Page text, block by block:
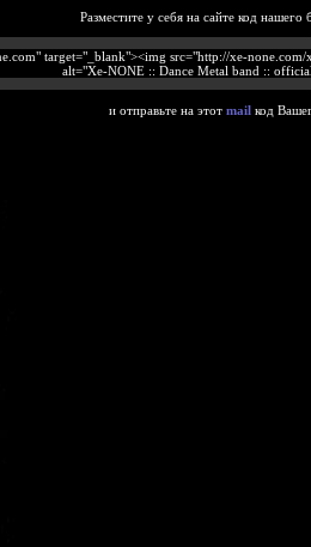
Разместите у себя на сайте код нашего
target="_blank"><img src="http://xe-
alt="Xe-NONE :: Dance Metal band ::
и отправьте на этот mail код